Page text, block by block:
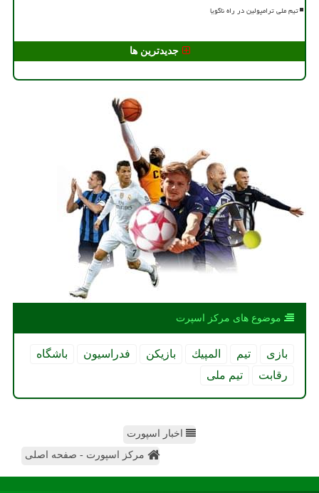
تیم ملی ترامپولین در راه ناگویا
جدیدترین ها
موضوع های مركز اسپرت
بازی تیم المپیك بازیكن فدراسیون
باشگاه
رقابت
تیم ملی
اخبار اسپورت
مرکز اسپورت - صفحه اصلی